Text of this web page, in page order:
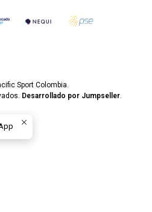
Sport Colombia.
Desarrollado por Jumpseller